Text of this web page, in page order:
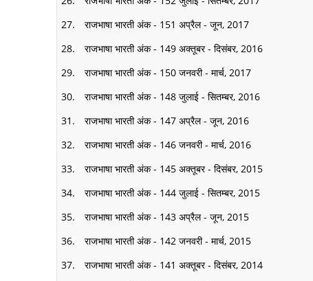
राजभाषा भारती अंक - 151 अप्रैल - जून, 2017
राजभाषा भारती अंक - 149 अक्तूबर - दिसंबर, 2016
राजभाषा भारती अंक - 150 जनवरी - मार्च, 2017
राजभाषा भारती अंक - 148 जुलाई - सितम्बर, 2016
राजभाषा भारती अंक - 147 अप्रैल - जून, 2016
राजभाषा भारती अंक - 146 जनवरी - मार्च, 2016
राजभाषा भारती अंक - 145 अक्तूबर - दिसंबर, 2015
राजभाषा भारती अंक - 144 जुलाई - सितम्बर, 2015
राजभाषा भारती अंक - 143 अप्रैल - जून, 2015
राजभाषा भारती अंक - 142 जनवरी - मार्च, 2015
राजभाषा भारती अंक - 141 अक्तूबर - दिसंबर, 2014